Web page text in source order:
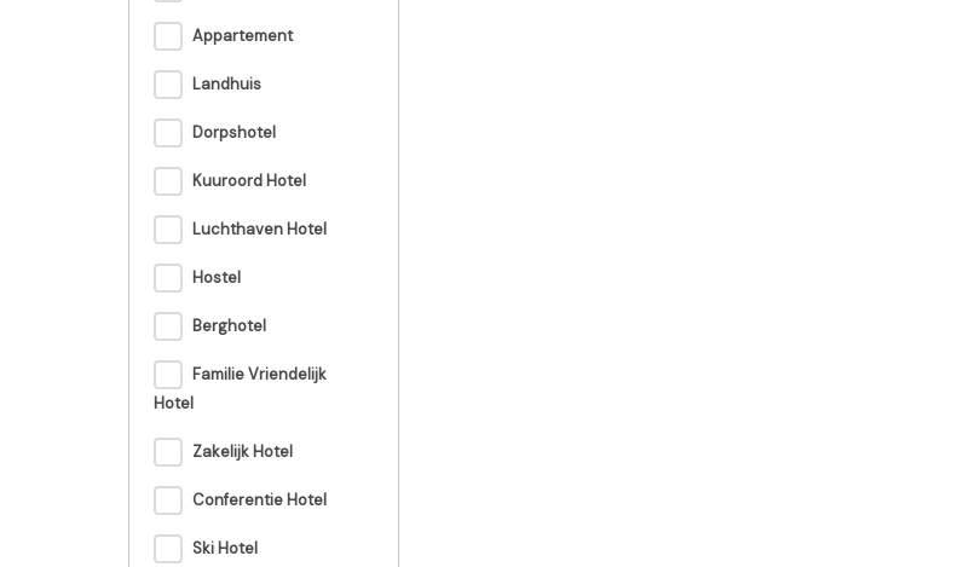
Appartement
Landhuis
Dorpshotel
Kuuroord Hotel
Luchthaven Hotel
Hostel
Berghotel
Familie Vriendelijk
Hotel
Zakelijk Hotel
Conferentie Hotel
Ski Hotel